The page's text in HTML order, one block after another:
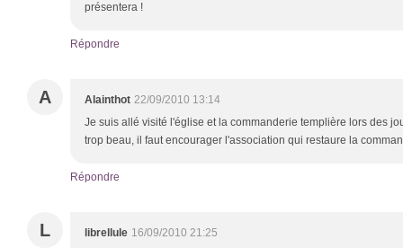
présentera !
Répondre
A Alainthot 22/09/2010 13:14
Je suis allé visité l'église et la commanderie templière lors des
trop beau, il faut encourager l'association qui restaure la
Répondre
L librellule 16/09/2010 21:25